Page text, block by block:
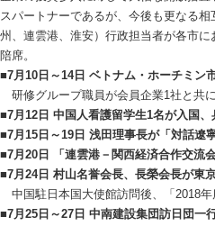
スパートナーであるが、今後も更なる
州、連雲港、淮安）行政担当者が各市
陪席。
■7月10日～14日 ベトナム・ホーチミン
研修グループ職員が会員企業1社と共
■7月12日 中国人看護留学生1名が入国
■7月15日～19日 浅田理事長が「対話遼
■7月20日 「連雲港－関西経済合作交流
■7月24日 村山名誉会長、長榮会長が東
中国駐日本国大使館訪問後、「2018
■7月25日～27日 中南建設集団訪日団一